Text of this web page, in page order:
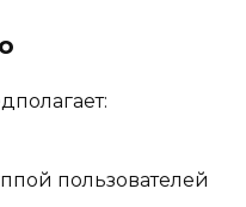
пользователей